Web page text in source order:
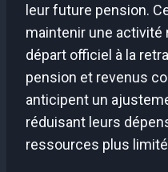
leur future pension.
maintenir une activité
départ officiel à la
pension et revenus
anticipent un
réduisant leurs
ressources plus